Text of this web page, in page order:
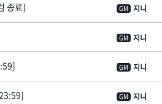
종료] GM 지니
GM 지니
GM 지니
GM 지니